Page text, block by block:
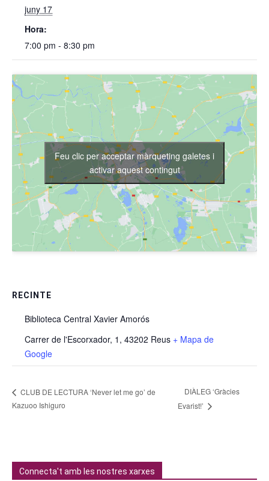
juny 17
Hora:
7:00 pm - 8:30 pm
RECINTE
Biblioteca Central Xavier Amorós
Carrer de l'Escorxador, 1, 43202 Reus + Mapa de
Google
Feu clic per acceptar màrqueting galetes i
activar aquest contingut
CLUB DE LECTURA ‘Never let me go’ de
Kazuoo Ishiguro
DIÀLEG ‘Gràcies
Evarist!’
Connecta't amb les nostres xarxes